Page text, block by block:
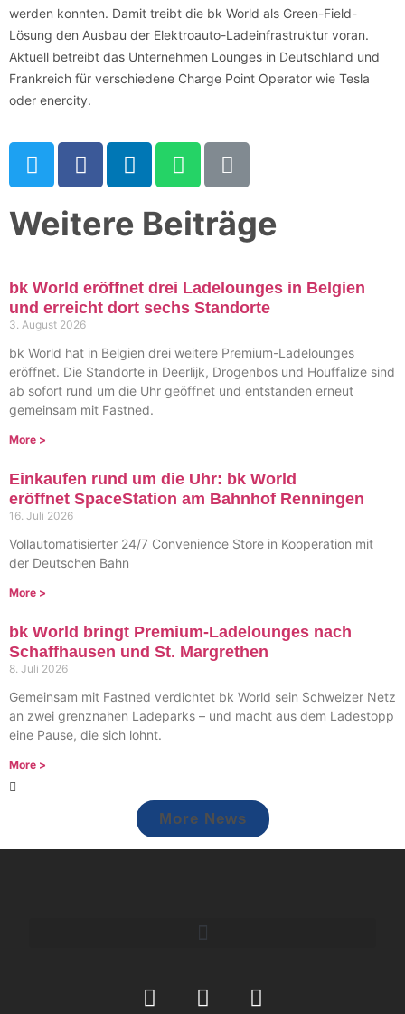
werden konnten. Damit treibt die bk World als Green-Field-
Lösung den Ausbau der Elektroauto-Ladeinfrastruktur voran.
Aktuell betreibt das Unternehmen Lounges in Deutschland und
Frankreich für verschiedene Charge Point Operator wie Tesla
oder enercity.
Weitere Beiträge
bk World eröffnet drei Ladelounges in Belgien
und erreicht dort sechs Standorte
3. August 2026
bk World hat in Belgien drei weitere Premium-Ladelounges
eröffnet. Die Standorte in Deerlijk, Drogenbos und Houffalize sind
ab sofort rund um die Uhr geöffnet und entstanden erneut
gemeinsam mit Fastned.
More >
Einkaufen rund um die Uhr: bk World
eröffnet SpaceStation am Bahnhof Renningen
16. Juli 2026
Vollautomatisierter 24/7 Convenience Store in Kooperation mit
der Deutschen Bahn
More >
bk World bringt Premium-Ladelounges nach
Schaffhausen und St. Margrethen
8. Juli 2026
Gemeinsam mit Fastned verdichtet bk World sein Schweizer Netz
an zwei grenznahen Ladeparks – und macht aus dem Ladestopp
eine Pause, die sich lohnt.
More >
More News